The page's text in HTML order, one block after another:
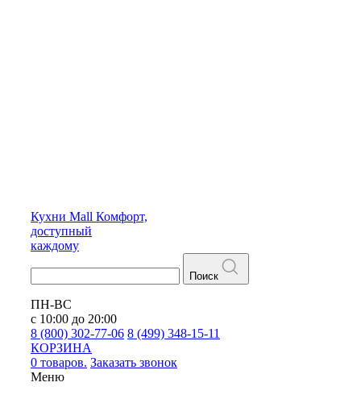
Кухни Mall Комфорт,
доступный
каждому
Поиск
ПН-ВС
с 10:00 до 20:00
8 (800) 302-77-06 8 (499) 348-15-11
КОРЗИНА
0 товаров. Заказать звонок
Меню